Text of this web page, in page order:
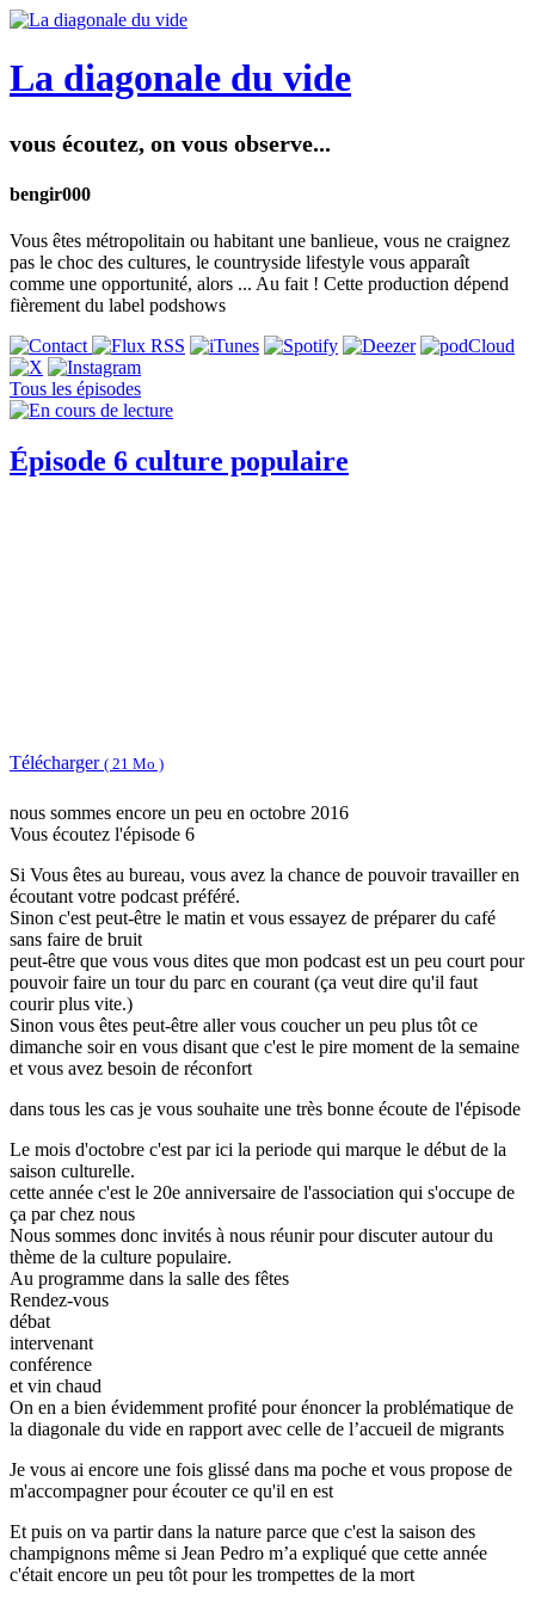
La diagonale du vide
vous écoutez, on vous observe...
bengir000
Vous êtes métropolitain ou habitant une banlieue, vous ne craignez
pas le choc des cultures, le countryside lifestyle vous apparaît
comme une opportunité, alors ... Au fait ! Cette production dépend
fièrement du label podshows
Tous les épisodes
Épisode 6 culture populaire
Télécharger ( 21 Mo )
nous sommes encore un peu en octobre 2016
Vous écoutez l'épisode 6
Si Vous êtes au bureau, vous avez la chance de pouvoir travailler en
écoutant votre podcast préféré.
Sinon c'est peut-être le matin et vous essayez de préparer du café
sans faire de bruit
peut-être que vous vous dites que mon podcast est un peu court pour
pouvoir faire un tour du parc en courant (ça veut dire qu'il faut
courir plus vite.)
Sinon vous êtes peut-être aller vous coucher un peu plus tôt ce
dimanche soir en vous disant que c'est le pire moment de la semaine
et vous avez besoin de réconfort
dans tous les cas je vous souhaite une très bonne écoute de l'épisode
Le mois d'octobre c'est par ici la periode qui marque le début de la
saison culturelle.
cette année c'est le 20e anniversaire de l'association qui s'occupe de
ça par chez nous
Nous sommes donc invités à nous réunir pour discuter autour du
thème de la culture populaire.
Au programme dans la salle des fêtes
Rendez-vous
débat
intervenant
conférence
et vin chaud
On en a bien évidemment profité pour énoncer la problématique de
la diagonale du vide en rapport avec celle de l’accueil de migrants
Je vous ai encore une fois glissé dans ma poche et vous propose de
m'accompagner pour écouter ce qu'il en est
Et puis on va partir dans la nature parce que c'est la saison des
champignons même si Jean Pedro m’a expliqué que cette année
c'était encore un peu tôt pour les trompettes de la mort